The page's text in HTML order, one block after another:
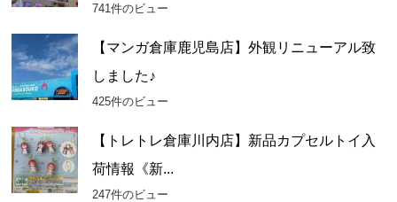
741件のビュー
【マンガ倉庫鹿児島店】外観リニューアル致
しました♪
425件のビュー
【トレトレ倉庫川内店】新品カプセルトイ入
荷情報《新...
247件のビュー